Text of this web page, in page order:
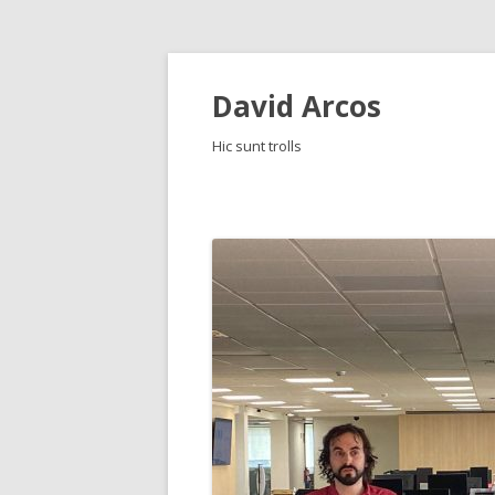
David Arcos
Hic sunt trolls